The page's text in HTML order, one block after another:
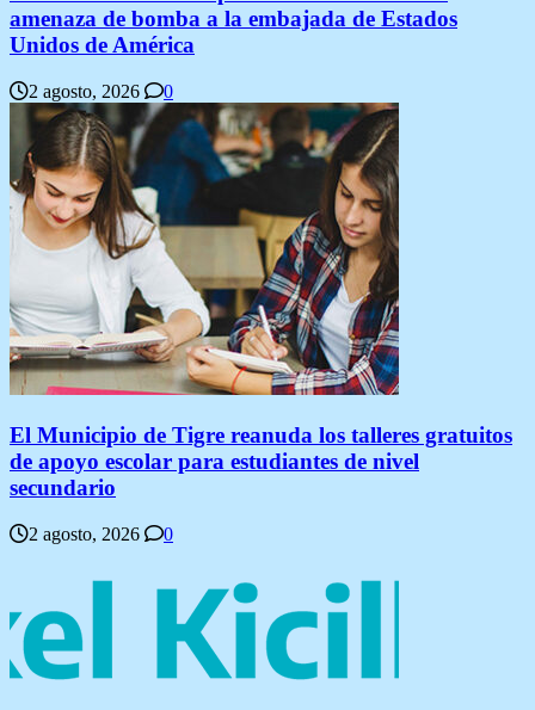
amenaza de bomba a la embajada de Estados
Unidos de América
2 agosto, 2026 0
El Municipio de Tigre reanuda los talleres gratuitos
de apoyo escolar para estudiantes de nivel
secundario
2 agosto, 2026 0